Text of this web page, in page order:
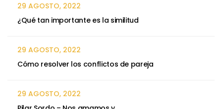
29 AGOSTO, 2022
¿Qué tan importante es la similitud
29 AGOSTO, 2022
Cómo resolver los conflictos de pareja
29 AGOSTO, 2022